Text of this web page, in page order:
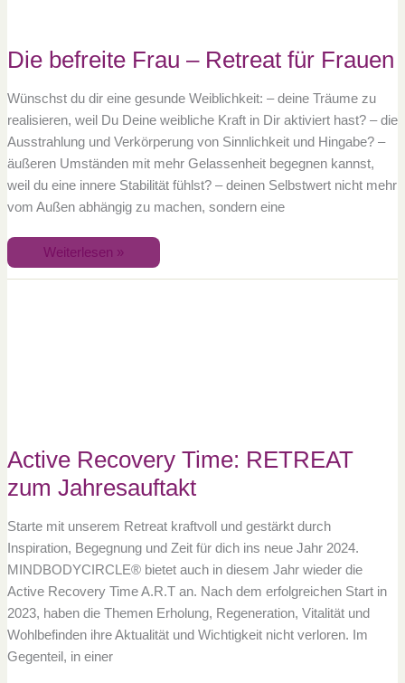
Die befreite Frau – Retreat für Frauen
Wünschst du dir eine gesunde Weiblichkeit: – deine Träume zu
realisieren, weil Du Deine weibliche Kraft in Dir aktiviert hast? – die
Ausstrahlung und Verkörperung von Sinnlichkeit und Hingabe? –
äußeren Umständen mit mehr Gelassenheit begegnen kannst,
weil du eine innere Stabilität fühlst? – deinen Selbstwert nicht mehr
vom Außen abhängig zu machen, sondern eine
Weiterlesen »
Active Recovery Time: RETREAT
zum Jahresauftakt
Starte mit unserem Retreat kraftvoll und gestärkt durch
Inspiration, Begegnung und Zeit für dich ins neue Jahr 2024.
MINDBODYCIRCLE® bietet auch in diesem Jahr wieder die
Active Recovery Time A.R.T an. Nach dem erfolgreichen Start in
2023, haben die Themen Erholung, Regeneration, Vitalität und
Wohlbefinden ihre Aktualität und Wichtigkeit nicht verloren. Im
Gegenteil, in einer